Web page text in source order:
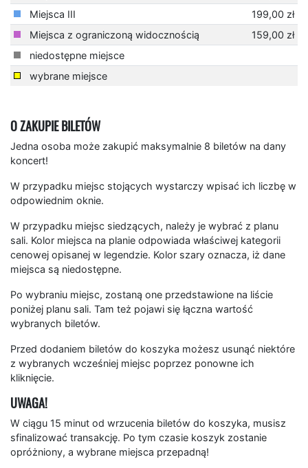
Miejsca III
199,00 zł
Miejsca z ograniczoną widocznością
159,00 zł
niedostępne miejsce
wybrane miejsce
O ZAKUPIE BILETÓW
Jedna osoba może zakupić maksymalnie 8 biletów na dany
koncert!
W przypadku miejsc stojących wystarczy wpisać ich liczbę w
odpowiednim oknie.
W przypadku miejsc siedzących, należy je wybrać z planu
sali. Kolor miejsca na planie odpowiada właściwej kategorii
cenowej opisanej w legendzie. Kolor szary oznacza, iż dane
miejsca są niedostępne.
Po wybraniu miejsc, zostaną one przedstawione na liście
poniżej planu sali. Tam też pojawi się łączna wartość
wybranych biletów.
Przed dodaniem biletów do koszyka możesz usunąć niektóre
z wybranych wcześniej miejsc poprzez ponowne ich
kliknięcie.
UWAGA!
W ciągu 15 minut od wrzucenia biletów do koszyka, musisz
sfinalizować transakcję. Po tym czasie koszyk zostanie
opróżniony, a wybrane miejsca przepadną!